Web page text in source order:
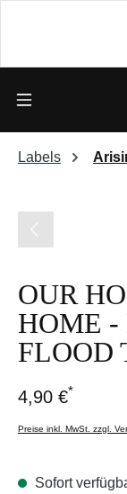
Labels
OUR
HOME -
FLOOD
4,90 €*
Preise inkl. MwSt. zzgl.
Sofort